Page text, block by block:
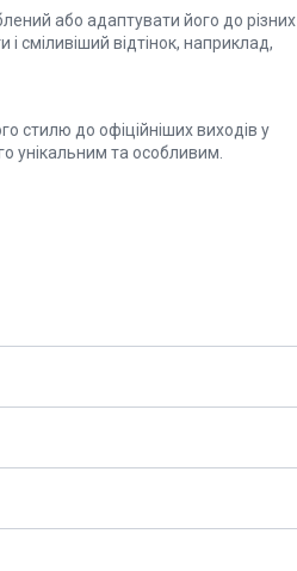
або адаптувати його до різних
сміливіший відтінок, наприклад,
стилю до офіційніших виходів у
унікальним та особливим.